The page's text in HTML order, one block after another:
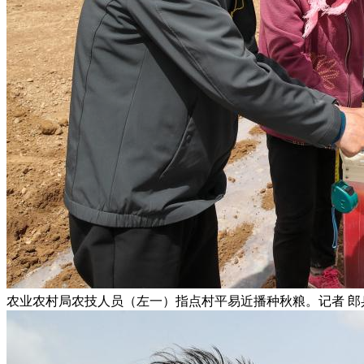
农业农村局农技人员（左一）指点村平易近播种秋粮。记者 郎